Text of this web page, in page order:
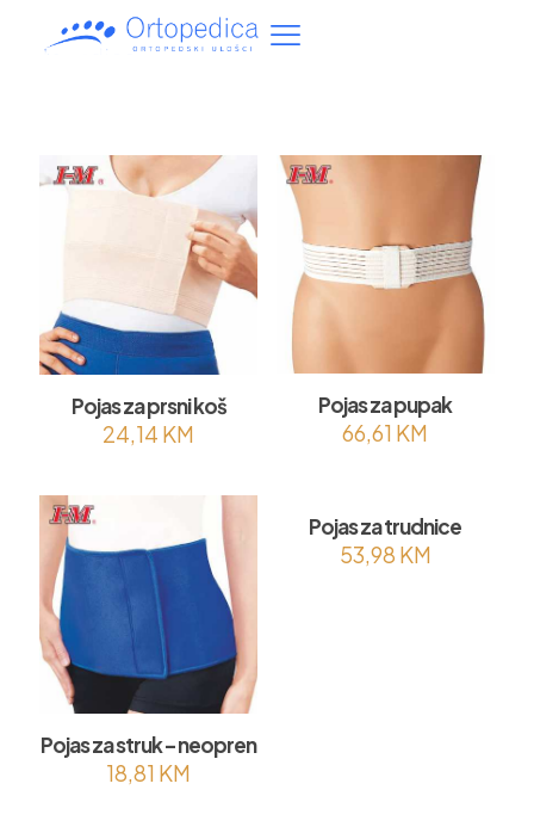
Pojas za prsni koš
24,14 KM
Pojas za pupak
66,61 KM
Pojas za struk – neopren
18,81 KM
Pojas za trudnice
53,98 KM